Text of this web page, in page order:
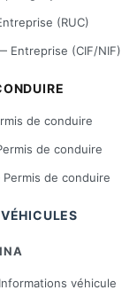
(RUC)
(CIF/NIF)
de conduire
de conduire
de conduire
véhicule